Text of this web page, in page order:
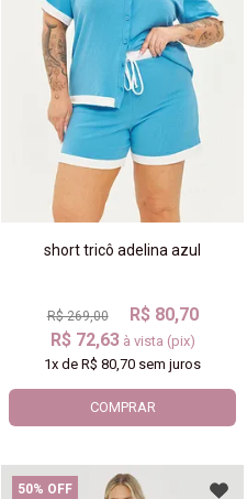
short tricô adelina azul
R$ 269,00
R$ 80,70
R$ 72,63 à vista (pix)
1x deR$ 80,70 sem juros
COMPRAR
50% OFF